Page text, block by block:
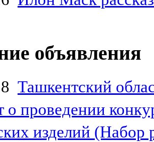
объявления
Ташкентский
о проведении
изделий (Набор